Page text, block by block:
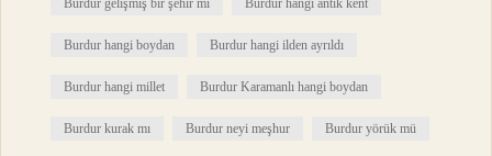
Burdur gelişmiş bir şehir mi Burdur hangi antik kent
Burdur hangi boydan Burdur hangi ilden ayrıldı
Burdur hangi millet Burdur Karamanlı hangi boydan
Burdur kurak mı Burdur neyi meşhur Burdur yörük mü